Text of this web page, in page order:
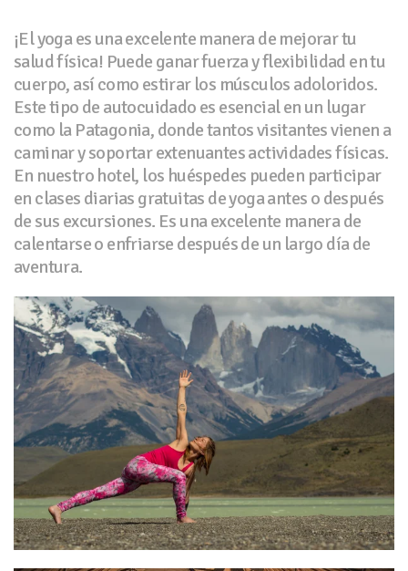
¡El yoga es una excelente manera de mejorar tu
salud física! Puede ganar fuerza y flexibilidad en tu
cuerpo, así como estirar los músculos adoloridos.
Este tipo de autocuidado es esencial en un lugar
como la Patagonia, donde tantos visitantes vienen a
caminar y soportar extenuantes actividades físicas.
En nuestro hotel, los huéspedes pueden participar
en clases diarias gratuitas de yoga antes o después
de sus excursiones. Es una excelente manera de
calentarse o enfriarse después de un largo día de
aventura.